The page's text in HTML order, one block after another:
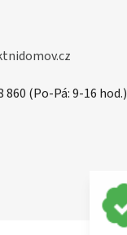
860 (Po-Pá: 9-16 hod.)